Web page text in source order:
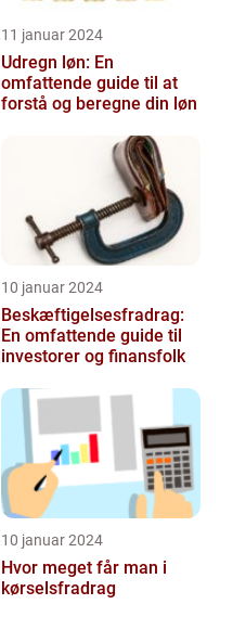
11 januar 2024
Udregn løn: En
omfattende guide til at
forstå og beregne din løn
10 januar 2024
Beskæftigelsesfradrag:
En omfattende guide til
investorer og finansfolk
10 januar 2024
Hvor meget får man i
kørselsfradrag